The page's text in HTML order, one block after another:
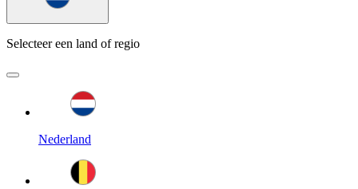
Selecteer een land of regio
Nederland